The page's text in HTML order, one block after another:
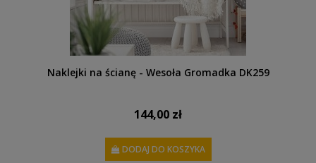
Naklejki na ścianę - Wesoła Gromadka DK259
144,00 zł
DODAJ DO KOSZYKA